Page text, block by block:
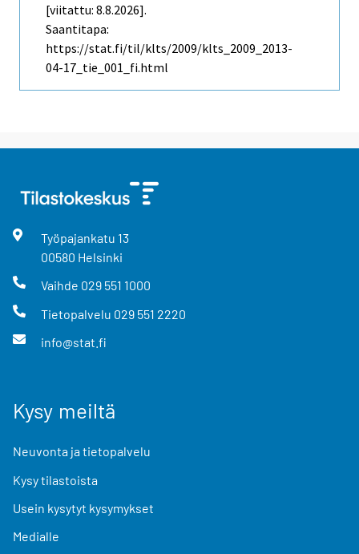
[viitattu: 8.8.2026].
Saantitapa:
https://stat.fi/til/klts/2009/klts_2009_2013-
04-17_tie_001_fi.html
Työpajankatu 13
00580 Helsinki
Vaihde 029 551 1000
Tietopalvelu 029 551 2220
info@stat.fi
Kysy meiltä
Neuvonta ja tietopalvelu
Kysy tilastoista
Usein kysytyt kysymykset
Medialle